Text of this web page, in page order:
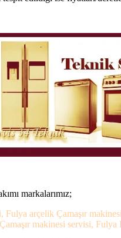
markalarımız;
Fulya arçelik Çamaşır
makinesi servisi,